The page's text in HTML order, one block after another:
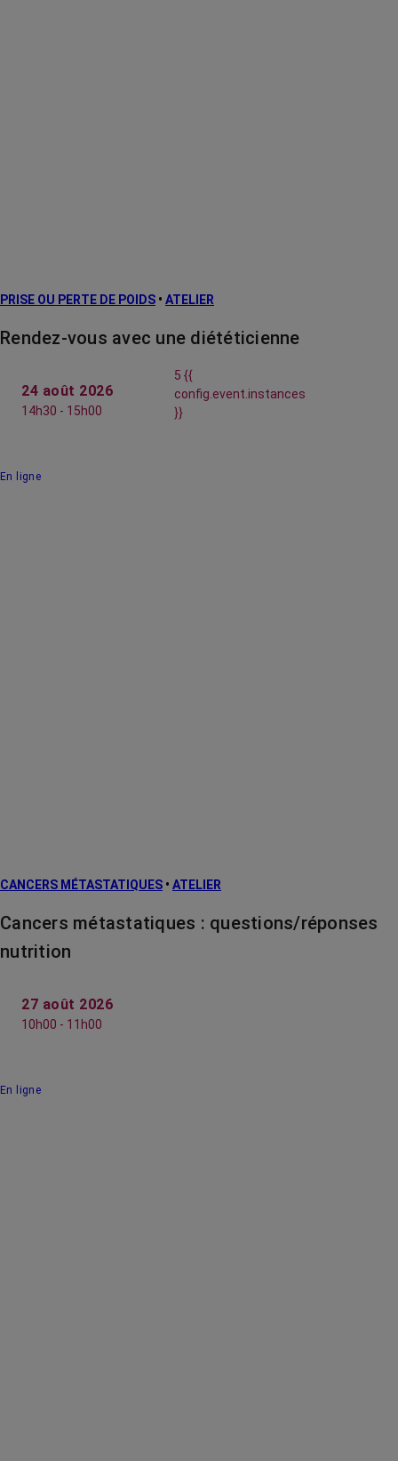
PRISE OU PERTE DE POIDS • ATELIER
Rendez-vous avec une diététicienne
24 août 2026
14h30 - 15h00
5 {{
config.event.instances
}}
En ligne
CANCERS MÉTASTATIQUES • ATELIER
Cancers métastatiques : questions/réponses
nutrition
27 août 2026
10h00 - 11h00
En ligne